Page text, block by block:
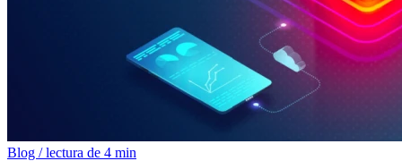
Blog /lectura de 4 min